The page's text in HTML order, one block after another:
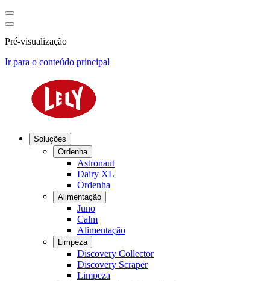
Pré-visualização
Ir para o conteúdo principal
Soluções
Ordenha
Astronaut
Dairy XL
Ordenha
Alimentação
Juno
Calm
Alimentação
Limpeza
Discovery Collector
Discovery Scraper
Limpeza